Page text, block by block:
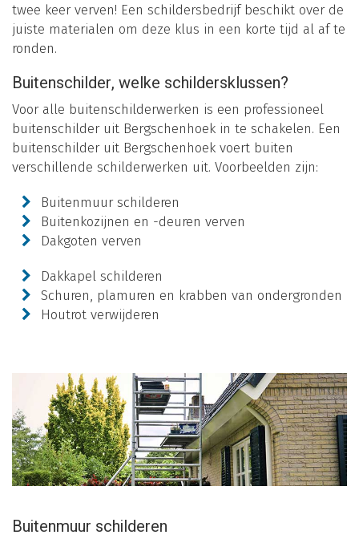
twee keer verven! Een schildersbedrijf beschikt over de
juiste materialen om deze klus in een korte tijd al af te
ronden.
Buitenschilder, welke schildersklussen?
Voor alle buitenschilderwerken is een professioneel
buitenschilder uit Bergschenhoek in te schakelen. Een
buitenschilder uit Bergschenhoek voert buiten
verschillende schilderwerken uit. Voorbeelden zijn:
Buitenmuur schilderen
Buitenkozijnen en -deuren verven
Dakgoten verven
Dakkapel schilderen
Schuren, plamuren en krabben van ondergronden
Houtrot verwijderen
Buitenmuur schilderen